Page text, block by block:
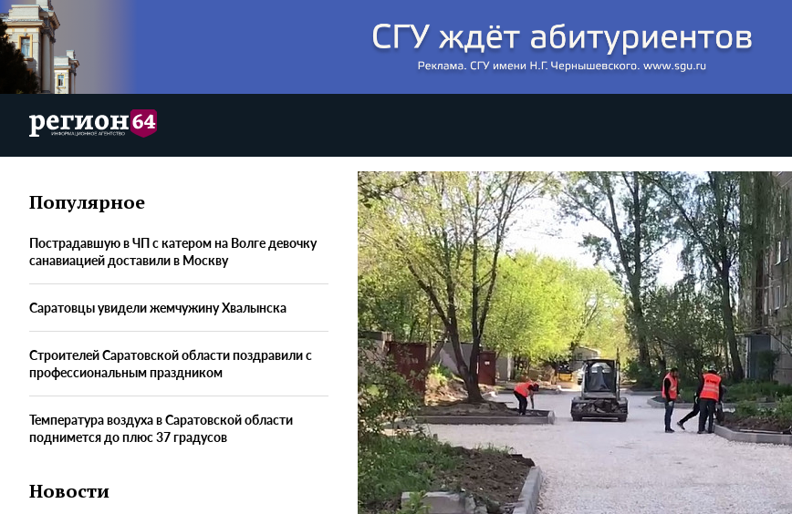
Популярное
Пострадавшую в ЧП с катером на Волге девочку
санавиацией доставили в Москву
Саратовцы увидели жемчужину Хвалынска
Строителей Саратовской области поздравили с
профессиональным праздником
Температура воздуха в Саратовской области
поднимется до плюс 37 градусов
Новости